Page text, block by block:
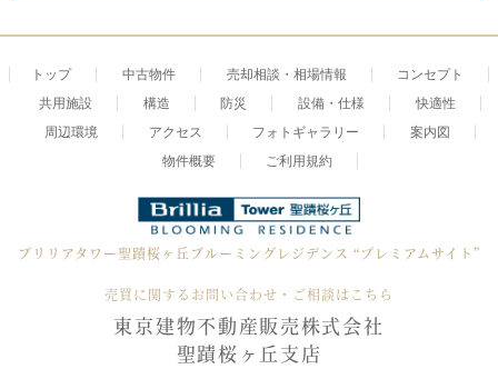
トップ 中古物件 売却相談・相場情報
コンセプト
共用施設
構造 防災 設備・仕様
快適性
周辺環境
アクセス フォトギャラリー
案内図
物件概要
ご利用規約
ブリリアタワー聖蹟桜ヶ丘ブルーミングレジデンス “プレミアムサイト”
売買に関するお問い合わせ・ご相談はこちら
東京建物不動産販売株式会社
聖蹟桜ヶ丘支店